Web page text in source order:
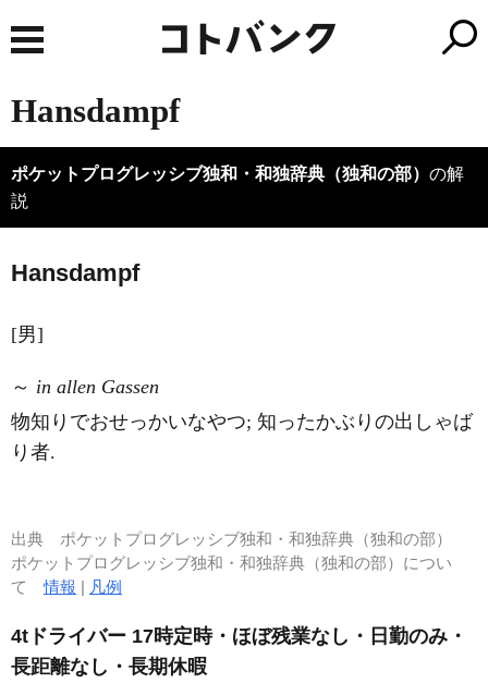
Hansdampf
ポケットプログレッシブ独和・和独辞典（独和の部） の解
説
Hansdampf
[男]
～ in allen Gassen
物知りでおせっかいなやつ; 知ったかぶりの出しゃば
り者.
出典 ポケットプログレッシブ独和・和独辞典（独和の部）
ポケットプログレッシブ独和・和独辞典（独和の部）につい
て情報 | 凡例
4tドライバー 17時定時・ほぼ残業なし・日勤のみ・
長距離なし・長期休暇